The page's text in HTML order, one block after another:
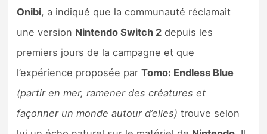
Onibi, a indiqué que la communauté réclamait
une version Nintendo Switch 2 depuis les
premiers jours de la campagne et que
l’expérience proposée parTomo: Endless Blue
(partir en mer, ramener des créatures et
façonner un monde autour d’elles) trouve selon